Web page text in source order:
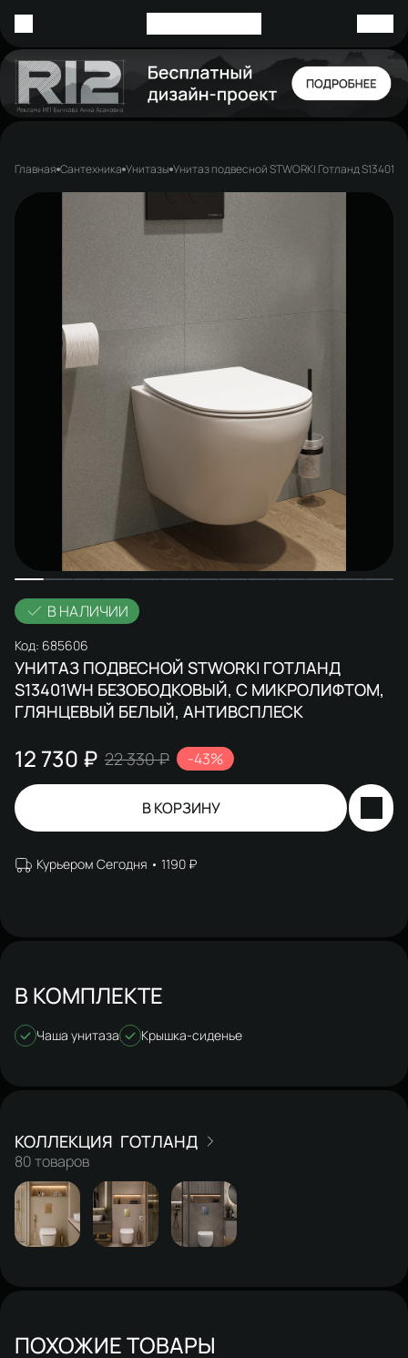
Главная Сантехника Унитазы Унитаз подвесной STWORKI Готланд
В НАЛИЧИИ
Код: 685606
УНИТАЗ ПОДВЕСНОЙ STWORKI ГОТЛАНД
S13401WH БЕЗОБОДКОВЫЙ, С МИКРОЛИФТОМ,
ГЛЯНЦЕВЫЙ БЕЛЫЙ, АНТИВСПЛЕСК
12 730 ₽ 22 330 ₽ -43%
В КОРЗИНУ
Курьером Сегодня 1190 ₽
В КОМПЛЕКТЕ
Чаша унитаза Крышка-сиденье
ГОТЛАНД
80 товаров
ПОХОЖИЕ ТОВАРЫ